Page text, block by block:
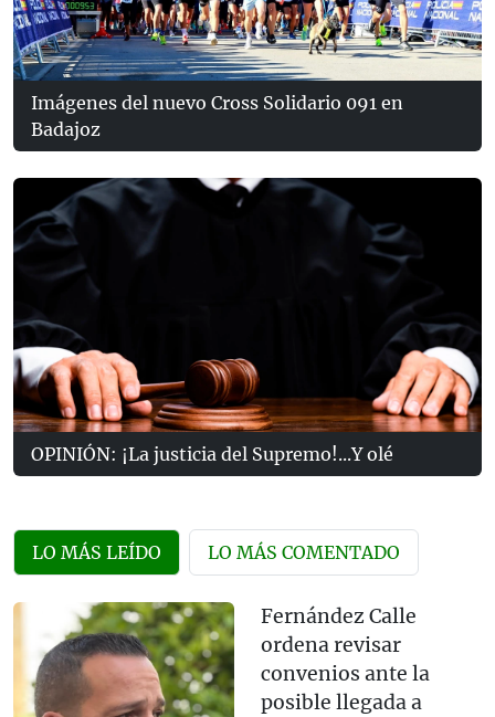
Imágenes del nuevo Cross Solidario 091 en
Badajoz
OPINIÓN: ¡La justicia del Supremo!...Y olé
LO MÁS LEÍDO LO MÁS COMENTADO
Fernández Calle
ordena revisar
convenios ante la
posible llegada a